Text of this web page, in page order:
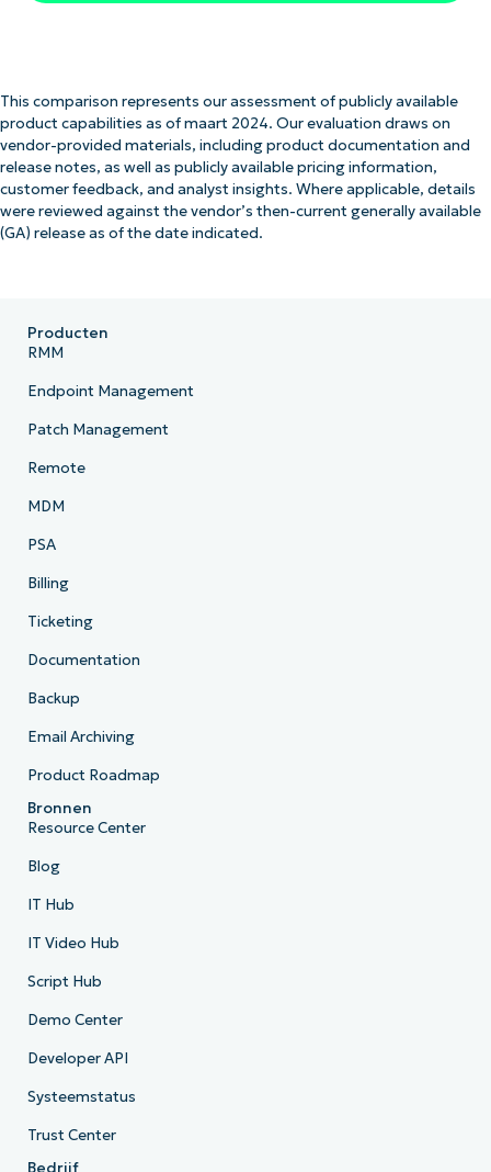
This comparison represents our assessment of publicly available
product capabilities as of maart 2024. Our evaluation draws on
vendor-provided materials, including product documentation and
release notes, as well as publicly available pricing information,
customer feedback, and analyst insights. Where applicable, details
were reviewed against the vendor’s then-current generally available
(GA) release as of the date indicated.
Producten
RMM
Endpoint Management
Patch Management
Remote
MDM
PSA
Billing
Ticketing
Documentation
Backup
Email Archiving
Product Roadmap
Bronnen
Resource Center
Blog
IT Hub
IT Video Hub
Script Hub
Demo Center
Developer API
Systeemstatus
Trust Center
Bedrijf